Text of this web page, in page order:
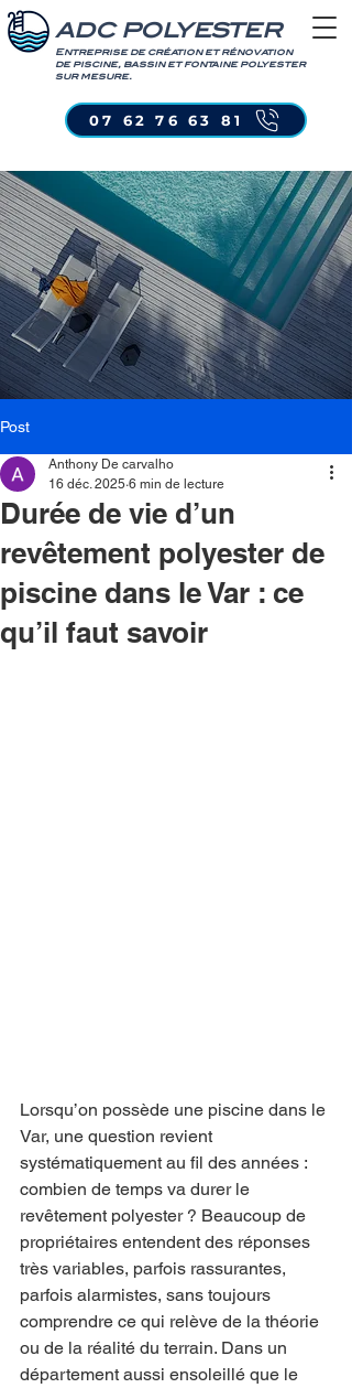
ADC POLYESTER
Entreprise de création et rénovation
de piscine, bassin et fontaine polyester
sur mesure.
07 62 76 63 81
Post
Durée de vie d’un
revêtement polyester de
piscine dans le Var : ce
qu’il faut savoir
Anthony De carvalho
16 déc. 2025 6 min de lecture
Lorsqu’on possède une piscine dans le
Var, une question revient
systématiquement au fil des années :
combien de temps va durer le
revêtement polyester ? Beaucoup de
propriétaires entendent des réponses
très variables, parfois rassurantes,
parfois alarmistes, sans toujours
comprendre ce qui relève de la théorie
ou de la réalité du terrain. Dans un
département aussi ensoleillé que le